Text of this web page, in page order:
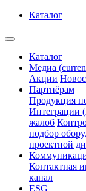
Каталог
Каталог
Медиа
Акции
Партнёрам
Продукция
Интеграции
жалоб
подбор
проектной
Контактная
канал
ESG